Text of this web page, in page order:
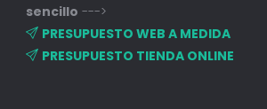
sencillo --->
PRESUPUESTO WEB A MEDIDA
PRESUPUESTO TIENDA ONLINE